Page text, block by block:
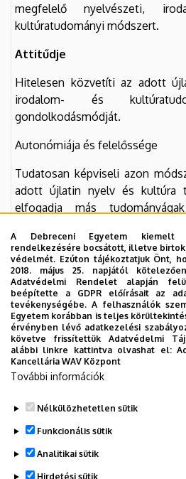
megfelelő nyelvészeti,
kultúratudományi módszert.
Attitűdje
Hitelesen közvetíti az adott
irodalom- és
gondolkodásmódját.
Autonómiája és felelőssége
Tudatosan képviseli azon
adott újlatin nyelv és kultúra
elfogadja más
Tantárgy felelőse(név,
Paolo Orrù egyetemi
Tantárgy oktatásába bevont
(név, beosztás, tud. fokozat): –
Legutóbbi frissítés: 2023. 10. 17. 08:01
A Debreceni Egyetem kiemelt
rendelkezésére bocsátott, illetve
védelmét. Ezúton tájékoztatjuk Önt,
2018. május 25. napjától
Adatvédelmi Rendelet alapján
beépítette a GDPR előírásait az
tevékenységébe. A felhasználók
Egyetem korábban is teljes
érvényben lévő adatkezelési
követve frissítettük Adatvédelmi
alábbi linkre kattintva olvashat el:
Kancellária WAV Központ
További információk
Nélkülözhetetlen sütik
Funkcionális sütik
Analitikai sütik
Hirdetési sütik